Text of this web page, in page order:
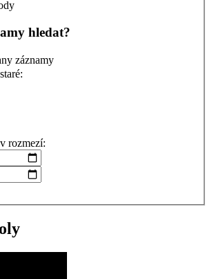
hledat?
záznamy
rozmezí: